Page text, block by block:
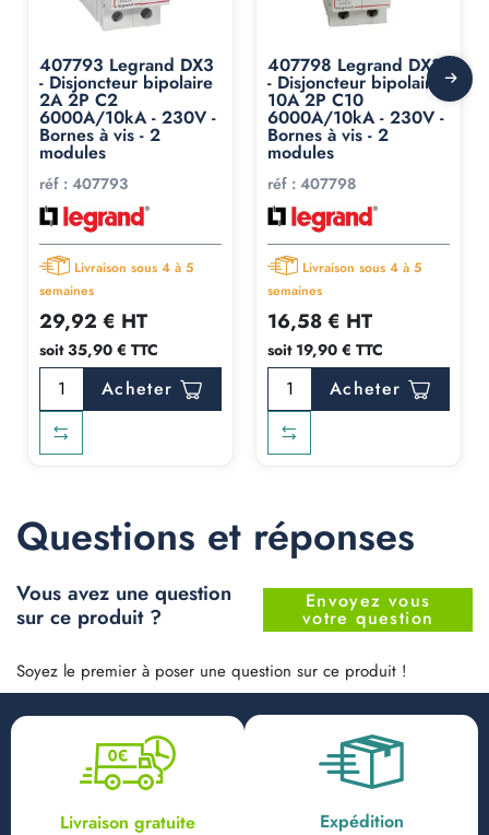
407793 Legrand DX3
- Disjoncteur bipolaire
2A 2P C2
6000A/10kA - 230V -
Bornes à vis - 2
modules
réf : 407793
Livraison sous 4 à 5
semaines
29,92 € HT
soit 35,90 € TTC
Acheter
407798 Legrand DX3
- Disjoncteur bipolaire
10A 2P C10
6000A/10kA - 230V -
Bornes à vis - 2
modules
réf : 407798
Livraison sous 4 à 5
semaines
16,58 € HT
soit 19,90 € TTC
Acheter
Questions et réponses
Vous avez une question
sur ce produit ?
Envoyez vous
votre question
Soyez le premier à poser une question sur ce produit !
Livraison gratuite
Expédition